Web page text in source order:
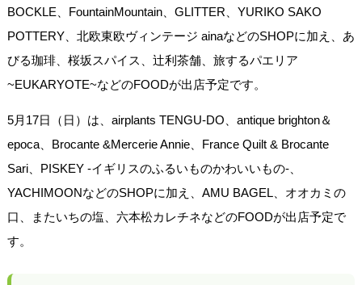
BOCKLE、FountainMountain、GLITTER、YURIKO SAKO
POTTERY、北欧東欧ヴィンテージ ainaなどのSHOPに加え、あ
びる珈琲、桜坂スパイス、辻利茶舗、旅するパエリア
~EUKARYOTE~などのFOODが出店予定です。
5月17日（日）は、airplants TENGU-DO、antique brighton＆
epoca、Brocante &Mercerie Annie、France Quilt & Brocante
Sari、PISKEY ‐イギリスのふるいものかわいいもの-、
YACHIMOONなどのSHOPに加え、AMU BAGEL、オオカミの
口、またいちの塩、六本松カレチネなどのFOODが出店予定で
す。